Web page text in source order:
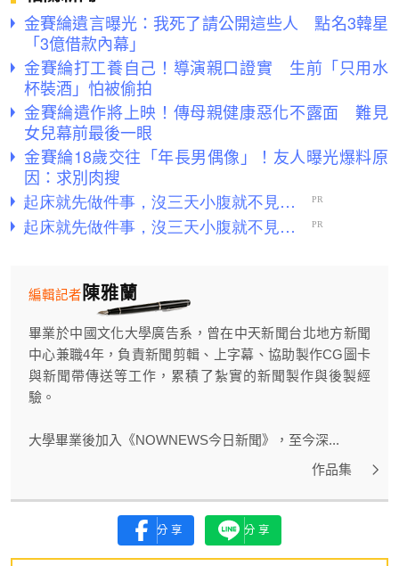
金賽綸遺言曝光：我死了請公開這些人 點名3韓星
「3億借款內幕」
金賽綸打工養自己！導演親口證實 生前「只用水
杯裝酒」怕被偷拍
金賽綸遺作將上映！傳母親健康惡化不露面 難見
女兒幕前最後一眼
金賽綸18歲交往「年長男偶像」！友人曝光爆料原
因：求別肉搜
陳雅蘭
編輯記者
畢業於中國文化大學廣告系，曾在中天新聞台北地方新聞
中心兼職4年，負責新聞剪輯、上字幕、協助製作CG圖卡
與新聞帶傳送等工作，累積了紮實的新聞製作與後製經
驗。
大學畢業後加入《NOWNEWS今日新聞》，至今深...
作品集
分享 分享